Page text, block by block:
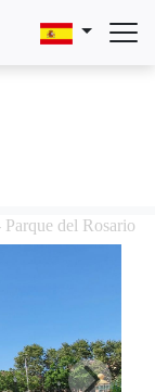
del Rosario